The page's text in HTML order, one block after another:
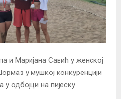
и Маријана Савић у женској
у мушкој конкуренцији
у одбојци на пијеску